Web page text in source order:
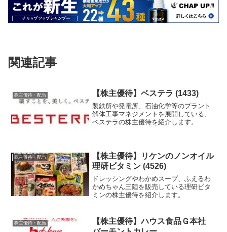
関連記事
株主優待・配当 【株主優待】ベステラ (1433)
製鉄所や発電所、石油化学等のプラント
解体工事マネジメントを展開している、
ベステラの株主優待を紹介します。
株主優待・配当
【株主優待】リケンのノンオイル
理研ビタミン (4526)
ドレッシングやわかめスープ、ふえるわ
かめちゃん三陸を販売している理研ビタ
ミンの株主優待を紹介します。
株主優待・配当
【株主優待】ハウス食品Ｇ本社